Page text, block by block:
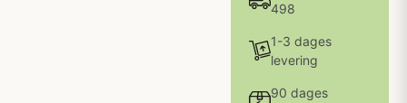
498
1-3 dages
levering
90 dages